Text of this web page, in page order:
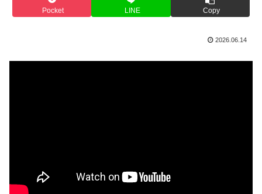
Pocket LINE Copy
2026.06.14